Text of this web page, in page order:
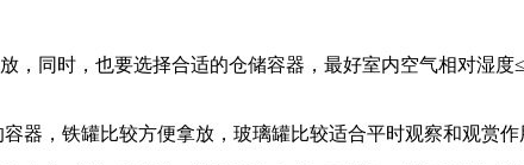
，同时，也要选择合适的仓储容器，最好室内空气相对湿
器，铁罐比较方便拿放，玻璃罐比较适合平时观察和观赏作